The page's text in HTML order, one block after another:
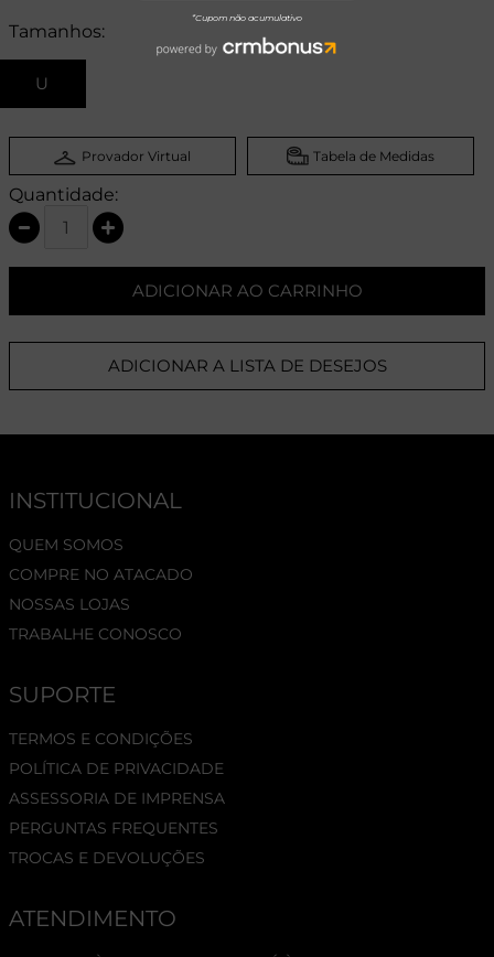
Tamanhos:
U
Provador Virtual Tabela de Medidas
Quantidade:
ADICIONAR AO CARRINHO
ADICIONAR A LISTA DE DESEJOS
INSTITUCIONAL
QUEM SOMOS
COMPRE NO ATACADO
NOSSAS LOJAS
TRABALHE CONOSCO
SUPORTE
TERMOS E CONDIÇÕES
POLÍTICA DE PRIVACIDADE
ASSESSORIA DE IMPRENSA
PERGUNTAS FREQUENTES
TROCAS E DEVOLUÇÕES
ATENDIMENTO